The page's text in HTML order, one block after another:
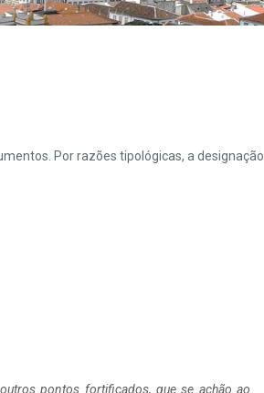
Por razões tipológicas, a designação
pontos fortificados, que se achão ao